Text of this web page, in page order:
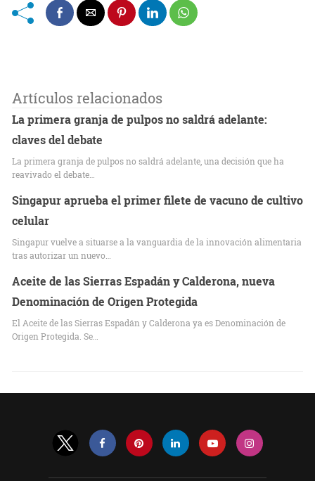
Artículos relacionados
La primera granja de pulpos no saldrá adelante:
claves del debate
La primera granja de pulpos no saldrá adelante, una decisión que ha
reavivado el debate…
Singapur aprueba el primer filete de vacuno de cultivo
celular
Singapur vuelve a situarse a la vanguardia de la innovación alimentaria
tras autorizar un nuevo…
Aceite de las Sierras Espadán y Calderona, nueva
Denominación de Origen Protegida
El Aceite de las Sierras Espadán y Calderona ya es Denominación de
Origen Protegida. Se…